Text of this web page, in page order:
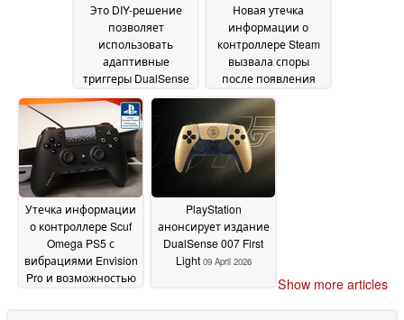
Это DIY-решение
позволяет
использовать
адаптивные
триггеры DualSense
на ПК по
беспроводной связи
менее чем за $1001
May 2026
Новая утечка
информации о
контроллере Steam
вызвала споры
после появления
сравнения PS5
DualSense
Утечка информации
о контроллере Scuf
Omega PS5 с
вибрациями Envision
Pro и возможностью
PlayStation
анонсирует издание
DualSense 007 First
Light 09 April 2026
Show more articles